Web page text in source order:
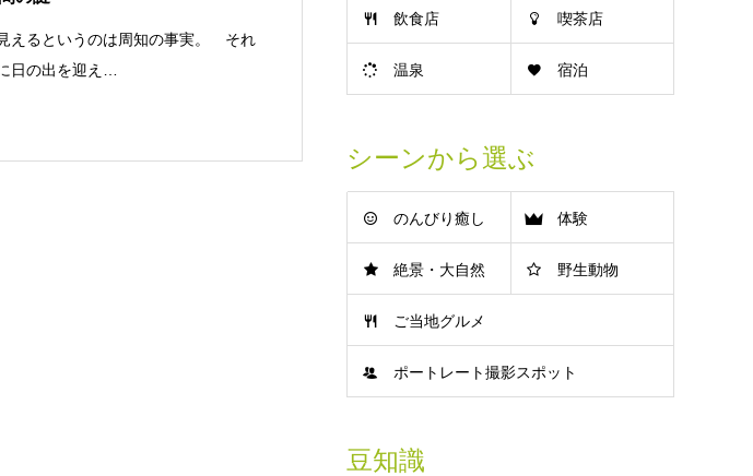
えるというのは周知の事実。 それ
日の出を迎え…
飲食店 喫茶店
温泉 宿泊
シーンから選ぶ
のんびり癒し 体験
絶景・大自然 野生動物
ご当地グルメ
ポートレート撮影スポット
豆知識